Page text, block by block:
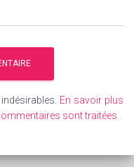
En savoir plus
sont traitées